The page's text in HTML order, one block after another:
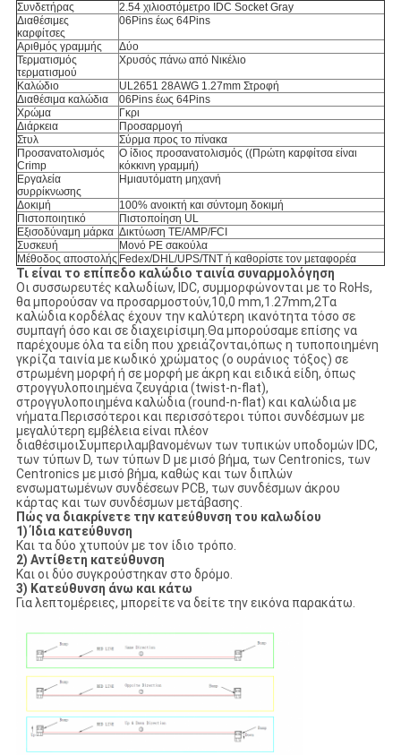
Συνδετήρας
2.54 χιλιοστόμετρο IDC Socket Gray
Διαθέσιμες
καρφίτσες
06Pins έως 64Pins
Αριθμός γραμμής
Δύο
Τερματισμός
τερματισμού
Χρυσός πάνω από Νικέλιο
Καλώδιο
UL2651 28AWG 1.27mm Στροφή
Διαθέσιμα καλώδια
06Pins έως 64Pins
Χρώμα
Γκρι
Διάρκεια
Προσαρμογή
Στυλ
Σύρμα προς το πίνακα
Προσανατολισμός
Crimp
Ο ίδιος προσανατολισμός ((Πρώτη καρφίτσα είναι
κόκκινη γραμμή)
Εργαλεία
συρρίκνωσης
Ημιαυτόματη μηχανή
Δοκιμή
100% ανοικτή και σύντομη δοκιμή
Πιστοποιητικό
Πιστοποίηση UL
Εξισοδύναμη μάρκα Δικτύωση TE/AMP/FCI
Συσκευή
Μονό PE σακούλα
Μέθοδος αποστολής Fedex/DHL/UPS/TNT ή καθορίστε τον μεταφορέα
Τι είναι το επίπεδο καλώδιο ταινία συναρμολόγηση
Οι συσσωρευτές καλωδίων, IDC, συμμορφώνονται με το RoHs,
θα μπορούσαν να προσαρμοστούν,10,0 mm,1.27mm,2Τα
καλώδια κορδέλας έχουν την καλύτερη ικανότητα τόσο σε
συμπαγή όσο και σε διαχειρίσιμη.Θα μπορούσαμε επίσης να
παρέχουμε όλα τα είδη που χρειάζονται,όπως η τυποποιημένη
γκρίζα ταινία με κωδικό χρώματος (ο ουράνιος τόξος) σε
στρωμένη μορφή ή σε μορφή με άκρη και ειδικά είδη, όπως
στρογγυλοποιημένα ζευγάρια (twist-n-flat),
στρογγυλοποιημένα καλώδια (round-n-flat) και καλώδια με
νήματα.Περισσότεροι και περισσότεροι τύποι συνδέσμων με
μεγαλύτερη εμβέλεια είναι πλέον
διαθέσιμοιΣυμπεριλαμβανομένων των τυπικών υποδομών IDC,
των τύπων D, των τύπων D με μισό βήμα, των Centronics, των
Centronics με μισό βήμα, καθώς και των διπλών
ενσωματωμένων συνδέσεων PCB, των συνδέσμων άκρου
κάρτας και των συνδέσμων μετάβασης.
Πώς να διακρίνετε την κατεύθυνση του καλωδίου
1) Ίδια κατεύθυνση
Και τα δύο χτυπούν με τον ίδιο τρόπο.
2) Αντίθετη κατεύθυνση
Και οι δύο συγκρούστηκαν στο δρόμο.
3) Κατεύθυνση άνω και κάτω
Για λεπτομέρειες, μπορείτε να δείτε την εικόνα παρακάτω.